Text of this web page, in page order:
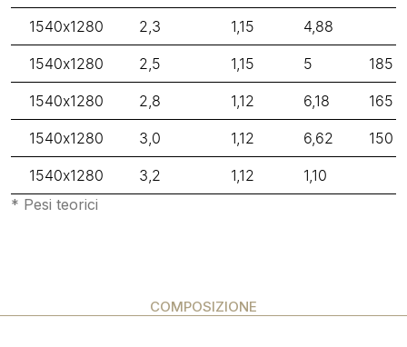
1540x1280 2,3 1,15 4,88
1540x1280 2,5 1,15 5 185
1540x1280 2,8 1,12 6,18 165
1540x1280 3,0 1,12 6,62 150
1540x1280 3,2 1,12
1,10
* Pesi teorici
COMPOSIZIONE